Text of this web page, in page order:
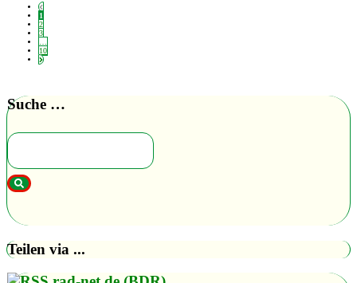
1
2
3
…
10
Suche …
Teilen via ...